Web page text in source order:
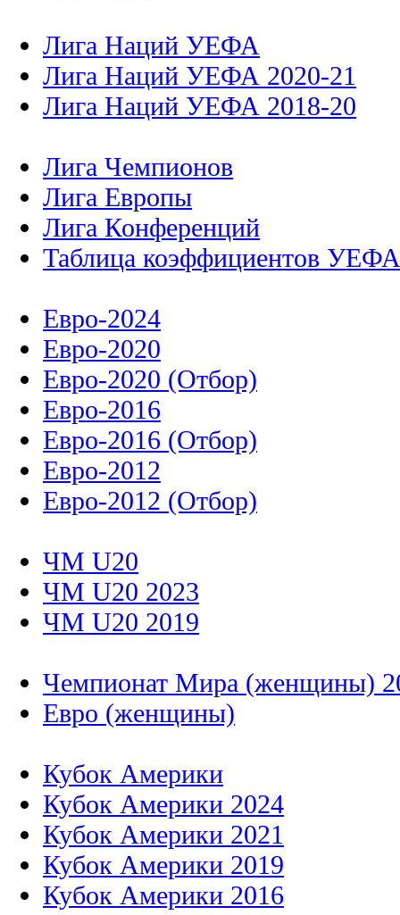
Лига Наций УЕФА
Лига Наций УЕФА 2020-21
Лига Наций УЕФА 2018-20
Лига Чемпионов
Лига Европы
Лига Конференций
Таблица коэффициентов УЕФА
Евро-2024
Евро-2020
Евро-2020 (Отбор)
Евро-2016
Евро-2016 (Отбор)
Евро-2012
Евро-2012 (Отбор)
ЧМ U20
ЧМ U20 2023
ЧМ U20 2019
Чемпионат Мира (женщины)
Евро (женщины)
Кубок Америки
Кубок Америки 2024
Кубок Америки 2021
Кубок Америки 2019
Кубок Америки 2016